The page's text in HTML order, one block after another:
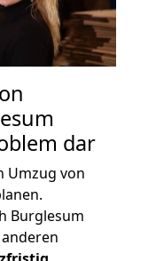
dar
Umzug von
Burglesum